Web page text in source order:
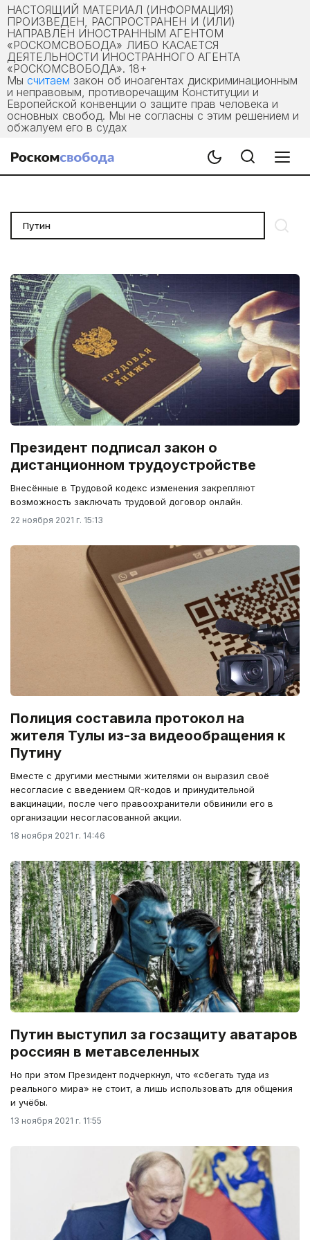
НАСТОЯЩИЙ МАТЕРИАЛ (ИНФОРМАЦИЯ)
ПРОИЗВЕДЕН, РАСПРОСТРАНЕН И (ИЛИ)
НАПРАВЛЕН ИНОСТРАННЫМ АГЕНТОМ
«РОСКОМСВОБОДА» ЛИБО КАСАЕТСЯ
ДЕЯТЕЛЬНОСТИ ИНОСТРАННОГО АГЕНТА
«РОСКОМСВОБОДА». 18+
Мы считаем закон об иноагентах дискриминационным
и неправовым, противоречащим Конституции и
Европейской конвенции о защите прав человека и
основных свобод. Мы не согласны с этим решением и
обжалуем его в судах
Президент подписал закон о
дистанционном трудоустройстве
Внесённые в Трудовой кодекс изменения закрепляют
возможность заключать трудовой договор онлайн.
22 ноября 2021 г. 15:13
Полиция составила протокол на
жителя Тулы из-за видеообращения к
Путину
Вместе с другими местными жителями он выразил своё
несогласие с введением QR-кодов и принудительной
вакцинации, после чего правоохранители обвинили его в
организации несогласованной акции.
18 ноября 2021 г. 14:46
Путин выступил за госзащиту аватаров
россиян в метавселенных
Но при этом Президент подчеркнул, что «сбегать туда из
реального мира» не стоит, а лишь использовать для общения
и учёбы.
13 ноября 2021 г. 11:55